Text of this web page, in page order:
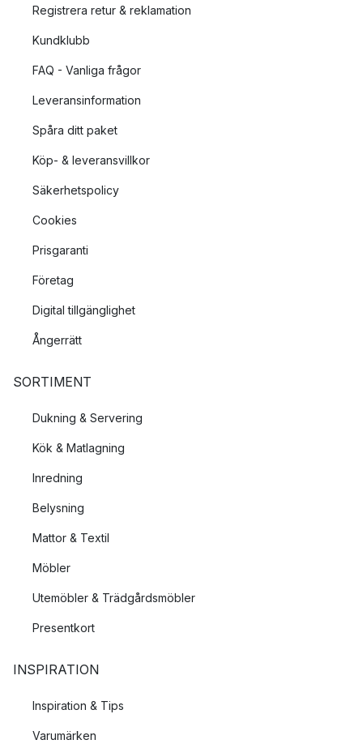
Registrera retur & reklamation
Kundklubb
FAQ - Vanliga frågor
Leveransinformation
Spåra ditt paket
Köp- & leveransvillkor
Säkerhetspolicy
Cookies
Prisgaranti
Företag
Digital tillgänglighet
Ångerrätt
SORTIMENT
Dukning & Servering
Kök & Matlagning
Inredning
Belysning
Mattor & Textil
Möbler
Utemöbler & Trädgårdsmöbler
Presentkort
INSPIRATION
Inspiration & Tips
Varumärken